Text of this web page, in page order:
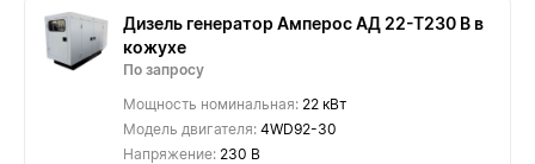
Дизель генератор Амперос АД 22-Т230 B в
кожухе
По запросу
Мощность номинальная: 22 кВт
Модель двигателя: 4WD92-30
Напряжение: 230 В